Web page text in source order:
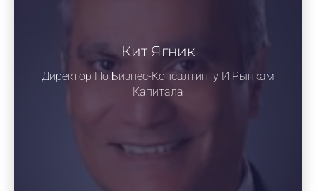
Кит Ягник
Директор По Бизнес-Консалтингу И Рынкам
Капитала